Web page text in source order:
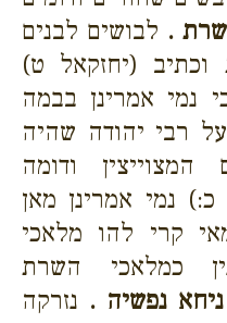
. לבושים לבנים
וכתיב (יחזקאל ט)
נמי אמרינן בבמה
רבי יהודה שהיה
ודומה
נמי אמרינן מאן
קרי להו מלאכי
כמלאכי השרת
נפשיה . נזרקה